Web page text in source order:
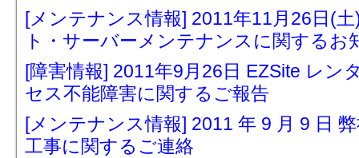
[メンテナンス情報] 2011年11月26日(
ト・サーバーメンテナンスに関するお
[障害情報] 2011年9月26日 EZSite レ
セス不能障害に関するご報告
[メンテナンス情報] 2011 年 9 月 9 日
工事に関するご連絡